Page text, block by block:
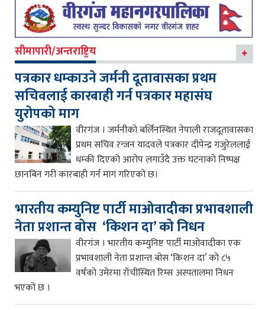
सीमापारी/अन्तराष्ट्रिय
पत्रकार धम्काउने जर्मनी दूतावासका प्रथम
सचिवलाई कारबाही गर्न पत्रकार महासंघ
युरोपको माग
वीरगंज । जर्मनीको बर्लिनस्थित नेपाली राजदूतावासका
प्रथम सचिव रन्जन यादवले पत्रकार दीपेन्द्र गजुरेललाई
धम्की दिएको आरोप लगाउँदै उक्त घटनाको निष्पक्ष
छानबिन गरी कारबाही गर्न माग गरिएको छ।
भारतीय कम्युनिष्ट पार्टी माओवादीका प्रभावशाली
नेता प्रशान्त बोस ‘किशन दा’ को निधन
वीरगंज । भारतीय कम्युनिष्ट पार्टी माओवादीका एक
प्रभावशाली नेता प्रशान्त बोस ‘किशन दा’ को ८५
वर्षको उमेरमा राँचीस्थित रिम्स अस्पतालमा निधन
भएको छ ।